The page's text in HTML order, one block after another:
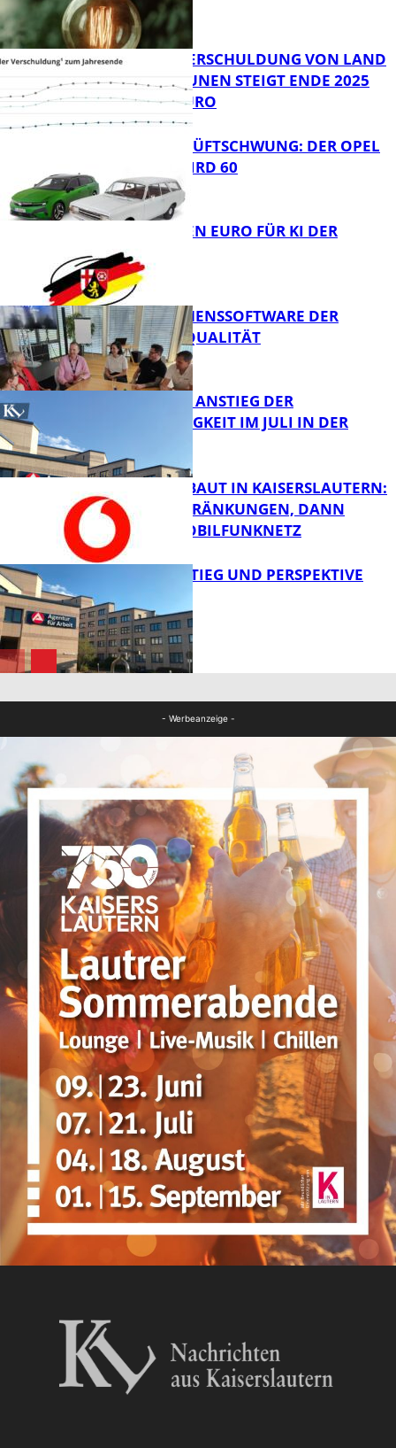
FB News
Bildung
FB News
PRO-KOPF-VERSCHULDUNG VON LAND
UND KOMMUNEN STEIGT ENDE 2025
AUF 9.600 EURO
IKONE MIT HÜFTSCHWUNG: DER OPEL
REKORD C WIRD 60
Bildung
20 MILLIONEN EURO FÜR KI DER
ZUKUNFT
FB News
UNTERNEHMENSSOFTWARE DER
HÖCHSTEN QUALITÄT
SAISONALER ANSTIEG DER
ARBEITSLOSIGKEIT IM JULI IN DER
FB News
VODAFONE BAUT IN KAISERSLAUTERN:
ERST EINSCHRÄNKUNGEN, DANN
BESSERES MOBILFUNKNETZ
WIEDEREINSTIEG UND PERSPEKTIVE
- Werbeanzeige -